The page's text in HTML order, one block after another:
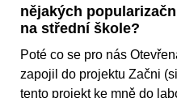
nějakých
na střední škole?
Poté co se pro nás
zapojil do projektu Začni
tento projekt ke mně do